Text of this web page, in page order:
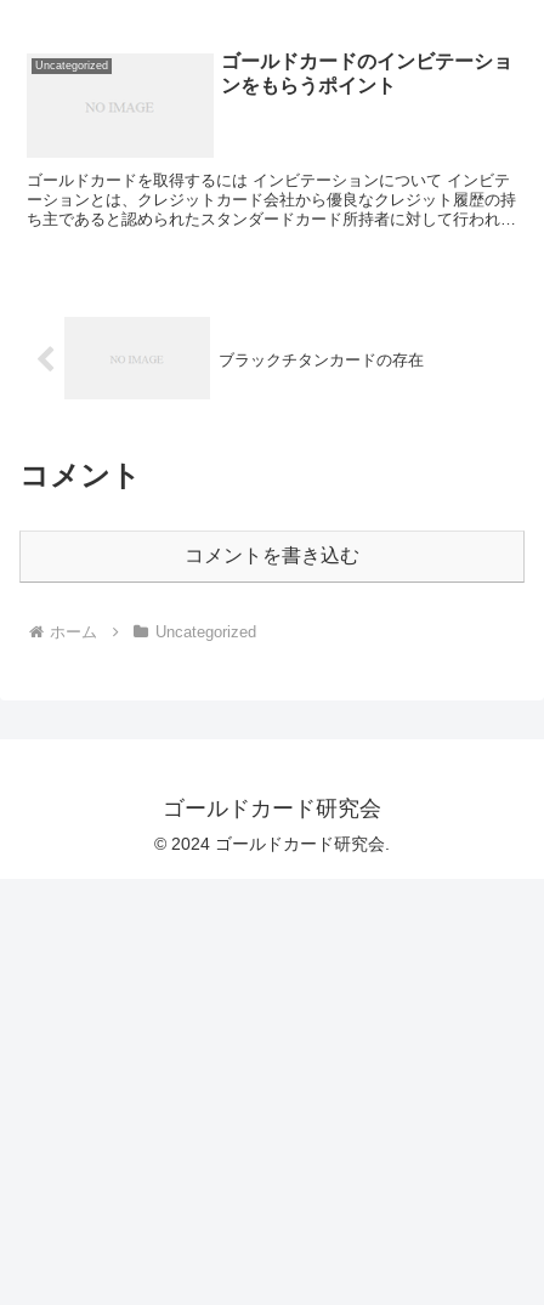
Uncategorized
ゴールドカードのインビテーショ
ンをもらうポイント
ゴールドカードを取得するには インビテーションについて インビテ
ーションとは、クレジットカード会社から優良なクレジット履歴の持
ち主であると認められたスタンダードカード所持者に対して行われる
ブラックチタンカードの存在
コメント
コメントを書き込む
ホーム Uncategorized
ゴールドカード研究会
© 2024 ゴールドカード研究会.